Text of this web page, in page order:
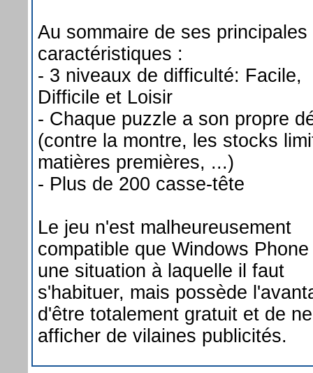
Au sommaire de ses principales
caractéristiques :
- 3 niveaux de difficulté: Facile,
Difficile et Loisir
- Chaque puzzle a son propre
(contre la montre, les stocks
matières premières, ...)
- Plus de 200 casse-tête
Le jeu n'est malheureusement
compatible que Windows
une situation à laquelle il faut
s'habituer, mais possède
d'être totalement gratuit et de
afficher de vilaines publicités.